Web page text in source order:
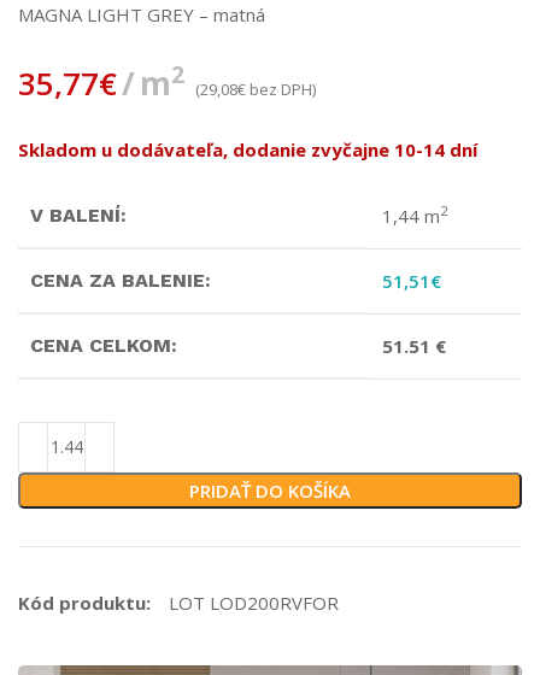
MAGNA LIGHT GREY – matná
35,77€ m2 (29,08€ bez DPH)
Skladom u dodávateľa, dodanie zvyčajne 10-14 dní
V BALENÍ: 1,44 m2
CENA ZA BALENIE: 51,51 €
CENA CELKOM: 51.51 €
PRIDAŤ DO KOŠÍKA
Kód produktu: LOT LOD200RVFOR